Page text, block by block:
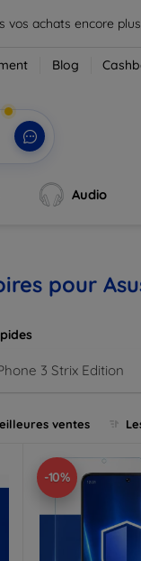
vos achats encore
Blog
Audio
pour
3 Strix Edition
ventes
-10%